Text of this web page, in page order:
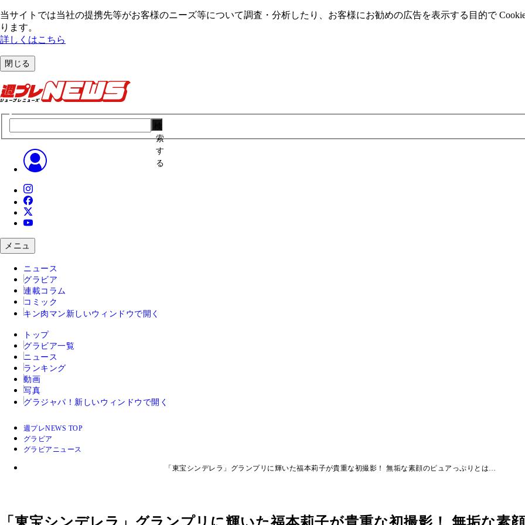
当サイトでは当社の提携先等がお客様のニーズ等について調査・分析したり、お客様にお勧めの広告を表⽰する⽬的で
ります。
詳しくはこちら
閉じる
索
す
る
メニュ
ニュース
グラビア
連載コラム
コミック
キン肉マン 新しいウィンドウで開く
トップ
グラビア一覧
ニュース
ランキング
動画
写真
グラジャパ！ 新しいウィンドウで開く
週プレNEWS TOP
グラビア
グラビアニュース
「東宝シンデレラ」グランプリに輝いた福本莉子が貴重な初撮影！ 無垢な素顔のピュアっぷりとは…
「東宝シンデレラ」グランプリに輝いた福本莉子が貴重な初撮影！ 無垢な素